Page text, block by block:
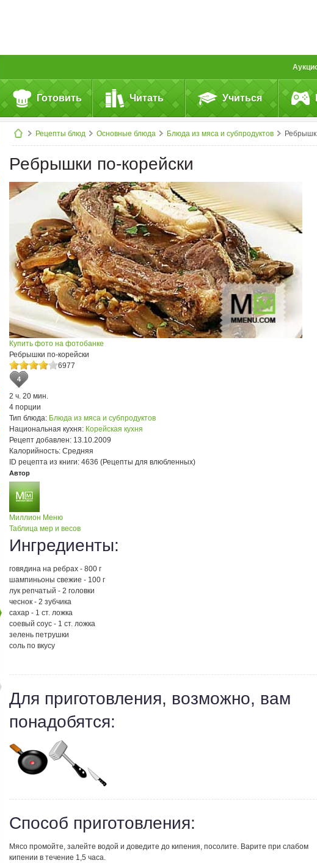
Готовить Читать Учиться
Рецепты блюд Основные блюда Блюда из мяса и субпродуктов Ребрышки по-корейски
Ребрышки по-корейски
Купить фото на фотобанке
Ребрышки по-корейски
6977
4
2 ч. 20 мин.
4 порции
Тип блюда: Блюда из мяса и субпродуктов
Национальная кухня: Корейская кухня
Рецепт добавлен: 13.10.2009
Калорийность: Средняя
ID рецепта из книги: 4636 (Рецепты для влюбленных)
Автор
Миллион Меню
Таблица мер и весов
Ингредиенты:
говядина на ребрах - 800 г
шампиньоны свежие - 100 г
лук репчатый - 2 головки
чеснок - 2 зубчика
сахар - 1 ст. ложка
соевый соус - 1 ст. ложка
зелень петрушки
соль по вкусу
Для приготовления, возможно, вам
понадобятся:
Способ приготовления:
Мясо промойте, залейте водой и доведите до кипения, посолите. Варите при слабом
кипении в течение 1,5 часа.